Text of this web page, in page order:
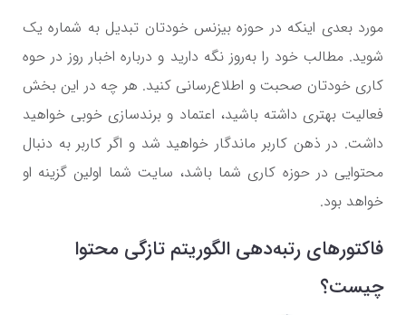
مورد بعدی اینکه در حوزه بیزنس خودتان تبدیل به شماره یک
شوید. مطالب خود را ‌به‌روز نگه دارید و درباره اخبار روز در حوه
کاری خودتان صحبت و اطلاع‌رسانی کنید. هر چه در این بخش
فعالیت بهتری داشته باشید، اعتماد و برندسازی خوبی خواهید
داشت. در ذهن کاربر ماندگار خواهید شد و اگر کاربر به دنبال
محتوایی در حوزه کاری شما باشد، سایت شما اولین گزینه او
خواهد بود.
فاکتورهای رتبه‌دهی الگوریتم تازگی محتوا
چیست؟